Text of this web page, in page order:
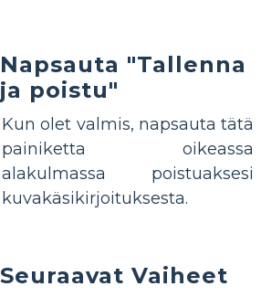
Napsauta "Tallenna
ja poistu"
Kun olet valmis, napsauta tätä
painiketta oikeassa
alakulmassa poistuaksesi
kuvakäsikirjoituksesta.
Seuraavat Vaiheet